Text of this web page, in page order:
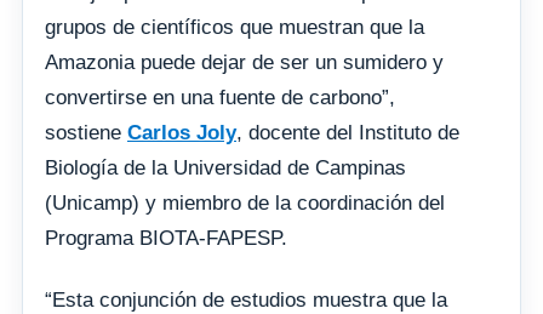
grupos de científicos que muestran que la
Amazonia puede dejar de ser un sumidero y
convertirse en una fuente de carbono”,
sostiene Carlos Joly, docente del Instituto de
Biología de la Universidad de Campinas
(Unicamp) y miembro de la coordinación del
Programa BIOTA-FAPESP.
“Esta conjunción de estudios muestra que la